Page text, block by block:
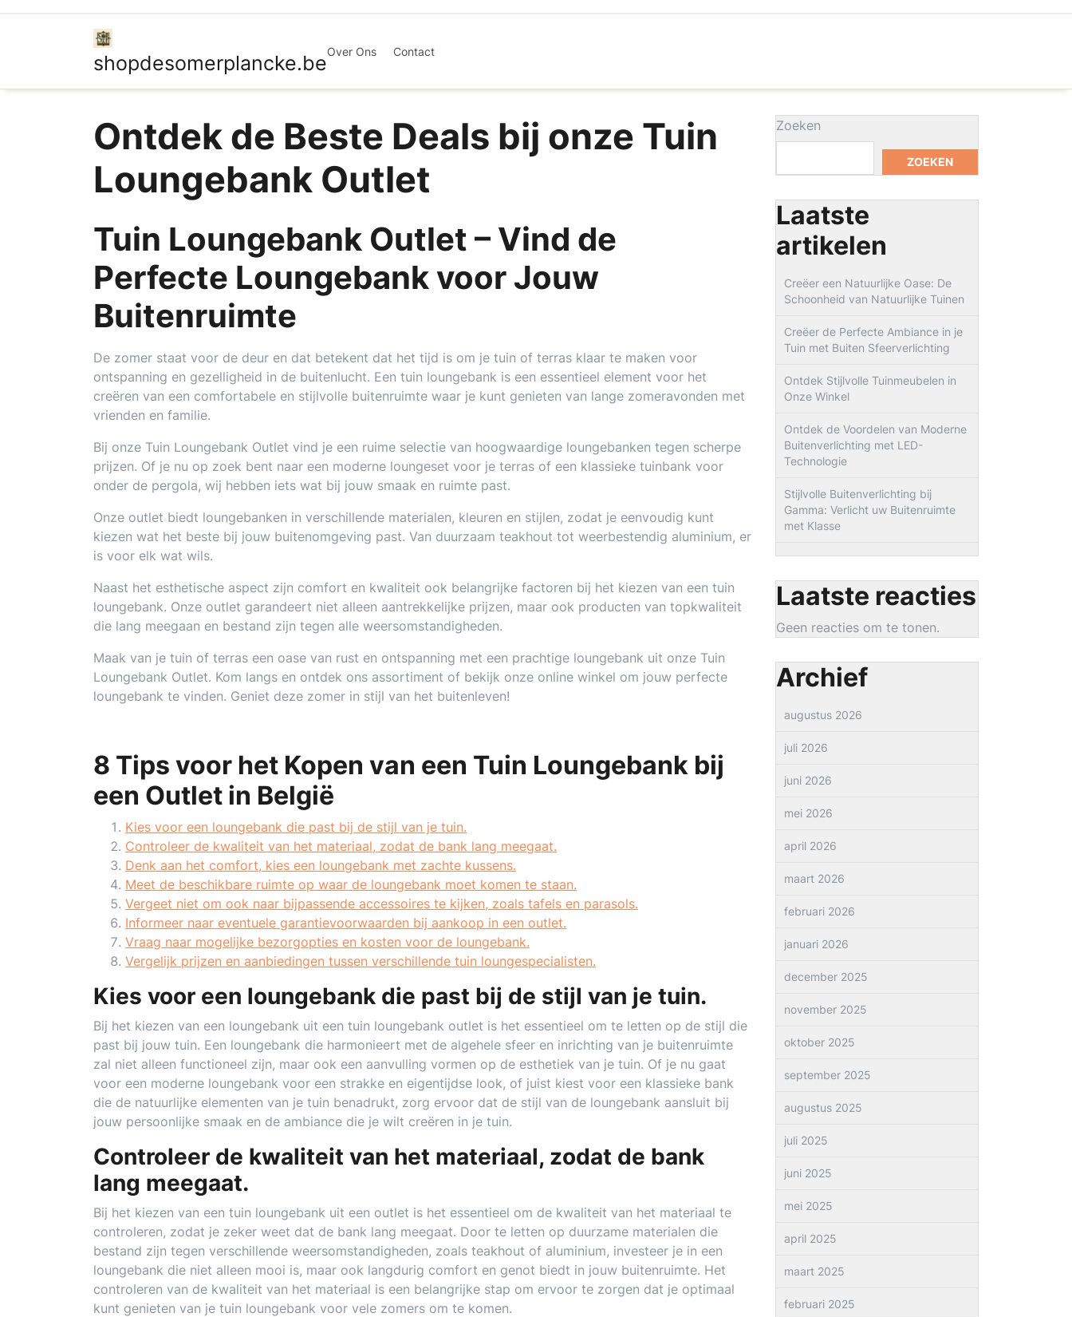
shopdesomerplancke.beOver Ons Contact
Ontdek de Beste Deals bij onze Tuin
Loungebank Outlet
Tuin Loungebank Outlet – Vind de
Perfecte Loungebank voor Jouw
Buitenruimte
De zomer staat voor de deur en dat betekent dat het tijd is om je tuin of terras klaar te maken voor
ontspanning en gezelligheid in de buitenlucht. Een tuin loungebank is een essentieel element voor het
creëren van een comfortabele en stijlvolle buitenruimte waar je kunt genieten van lange zomeravonden met
vrienden en familie.
Bij onze Tuin Loungebank Outlet vind je een ruime selectie van hoogwaardige loungebanken tegen scherpe
prijzen. Of je nu op zoek bent naar een moderne loungeset voor je terras of een klassieke tuinbank voor
onder de pergola, wij hebben iets wat bij jouw smaak en ruimte past.
Onze outlet biedt loungebanken in verschillende materialen, kleuren en stijlen, zodat je eenvoudig kunt
kiezen wat het beste bij jouw buitenomgeving past. Van duurzaam teakhout tot weerbestendig aluminium, er
is voor elk wat wils.
Naast het esthetische aspect zijn comfort en kwaliteit ook belangrijke factoren bij het kiezen van een tuin
loungebank. Onze outlet garandeert niet alleen aantrekkelijke prijzen, maar ook producten van topkwaliteit
die lang meegaan en bestand zijn tegen alle weersomstandigheden.
Maak van je tuin of terras een oase van rust en ontspanning met een prachtige loungebank uit onze Tuin
Loungebank Outlet. Kom langs en ontdek ons assortiment of bekijk onze online winkel om jouw perfecte
loungebank te vinden. Geniet deze zomer in stijl van het buitenleven!
8 Tips voor het Kopen van een Tuin Loungebank bij
een Outlet in België
Kies voor een loungebank die past bij de stijl van je tuin.
Controleer de kwaliteit van het materiaal, zodat de bank lang meegaat.
Denk aan het comfort, kies een loungebank met zachte kussens.
Meet de beschikbare ruimte op waar de loungebank moet komen te staan.
Vergeet niet om ook naar bijpassende accessoires te kijken, zoals tafels en parasols.
Informeer naar eventuele garantievoorwaarden bij aankoop in een outlet.
Vraag naar mogelijke bezorgopties en kosten voor de loungebank.
Vergelijk prijzen en aanbiedingen tussen verschillende tuin loungespecialisten.
Kies voor een loungebank die past bij de stijl van je tuin.
Bij het kiezen van een loungebank uit een tuin loungebank outlet is het essentieel om te letten op de stijl die
past bij jouw tuin. Een loungebank die harmonieert met de algehele sfeer en inrichting van je buitenruimte
zal niet alleen functioneel zijn, maar ook een aanvulling vormen op de esthetiek van je tuin. Of je nu gaat
voor een moderne loungebank voor een strakke en eigentijdse look, of juist kiest voor een klassieke bank
die de natuurlijke elementen van je tuin benadrukt, zorg ervoor dat de stijl van de loungebank aansluit bij
jouw persoonlijke smaak en de ambiance die je wilt creëren in je tuin.
Controleer de kwaliteit van het materiaal, zodat de bank
lang meegaat.
Bij het kiezen van een tuin loungebank uit een outlet is het essentieel om de kwaliteit van het materiaal te
controleren, zodat je zeker weet dat de bank lang meegaat. Door te letten op duurzame materialen die
bestand zijn tegen verschillende weersomstandigheden, zoals teakhout of aluminium, investeer je in een
loungebank die niet alleen mooi is, maar ook langdurig comfort en genot biedt in jouw buitenruimte. Het
controleren van de kwaliteit van het materiaal is een belangrijke stap om ervoor te zorgen dat je optimaal
kunt genieten van je tuin loungebank voor vele zomers om te komen.
Zoeken
ZOEKEN
Laatste
artikelen
Creëer een Natuurlijke Oase: De
Schoonheid van Natuurlijke Tuinen
Creëer de Perfecte Ambiance in je
Tuin met Buiten Sfeerverlichting
Ontdek Stijlvolle Tuinmeubelen in
Onze Winkel
Ontdek de Voordelen van Moderne
Buitenverlichting met LED-
Technologie
Stijlvolle Buitenverlichting bij
Gamma: Verlicht uw Buitenruimte
met Klasse
Laatste reacties
Geen reacties om te tonen.
Archief
augustus 2026
juli 2026
juni 2026
mei 2026
april 2026
maart 2026
februari 2026
januari 2026
december 2025
november 2025
oktober 2025
september 2025
augustus 2025
juli 2025
juni 2025
mei 2025
april 2025
maart 2025
februari 2025